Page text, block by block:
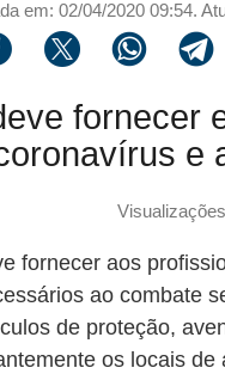
em: 02/04/2020 09:54.
via facebook
Compartilhar via
fornecer
fornecer aos
ao combate
de proteção,
os locais de